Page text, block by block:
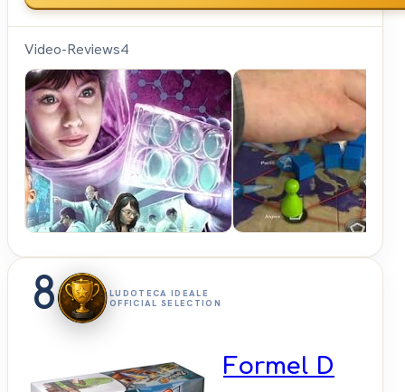
Video-Reviews4
Hunter &
Cron -
Brettspiele
8
LUDOTECA IDEALE
OFFICIAL SELECTION
Formel D